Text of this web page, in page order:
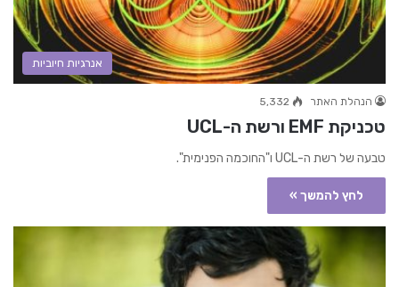
אנרגיות חיוביות
הנהלת האתר 5,332
טכניקת EMF ורשת ה-UCL
טבעה של רשת ה-UCL ו"החוכמה הפנימית".
לחץ להמשך »